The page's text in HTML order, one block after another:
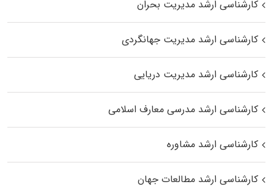
کارشناسی ارشد مدیریت بحران
کارشناسی ارشد مدیریت جهانگردی
کارشناسی ارشد مدیریت دریایی
کارشناسی ارشد مدرسی معارف اسلامی
کارشناسی ارشد مشاوره
کارشناسی ارشد مطالعات جهان